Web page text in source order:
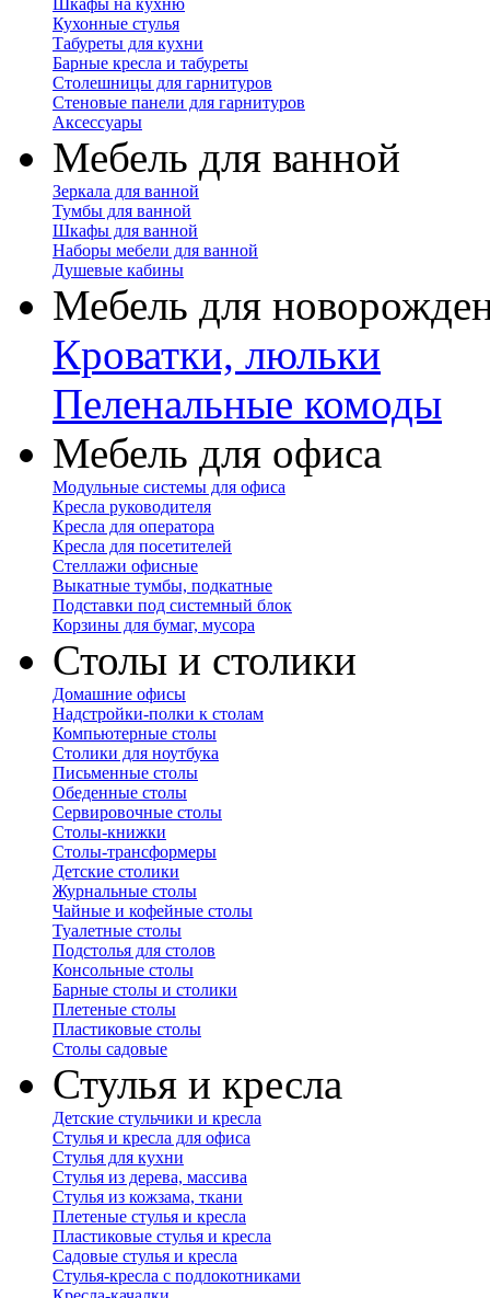
Шкафы на кухню
Кухонные стулья
Табуреты для кухни
Барные кресла и табуреты
Столешницы для гарнитуров
Стеновые панели для гарнитуров
Аксессуары
Мебель для ванной
Зеркала для ванной
Тумбы для ванной
Шкафы для ванной
Наборы мебели для ванной
Душевые кабины
Мебель для
Кроватки, люльки
Пеленальные комоды
Мебель для офиса
Модульные системы для офиса
Кресла руководителя
Кресла для оператора
Кресла для посетителей
Стеллажи офисные
Выкатные тумбы, подкатные
Подставки под системный блок
Корзины для бумаг, мусора
Столы и столики
Домашние офисы
Надстройки-полки к столам
Компьютерные столы
Столики для ноутбука
Письменные столы
Обеденные столы
Сервировочные столы
Столы-книжки
Столы-трансформеры
Детские столики
Журнальные столы
Чайные и кофейные столы
Туалетные столы
Подстолья для столов
Консольные столы
Барные столы и столики
Плетеные столы
Пластиковые столы
Столы садовые
Стулья и кресла
Детские стульчики и кресла
Стулья и кресла для офиса
Стулья для кухни
Стулья из дерева, массива
Стулья из кожзама, ткани
Плетеные стулья и кресла
Пластиковые стулья и кресла
Садовые стулья и кресла
Стулья-кресла с подлокотниками